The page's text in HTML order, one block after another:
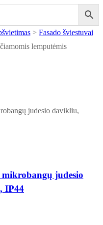
> Fasado šviestuvai
lemputėmis
mikrobangų judesio
IP44